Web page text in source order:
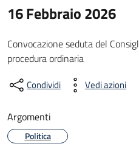
16 Febbraio 2026
Convocazione seduta del
procedura ordinaria
Condividi Vedi azioni
Argomenti
Politica